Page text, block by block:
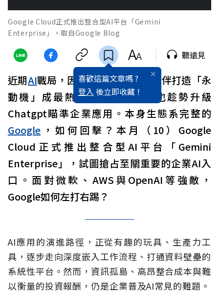
Google Cloud正式推出整合型AI平台「Gemini
Enterprise」。取自Google Blog
喜歡這篇文章嗎 ?
登入 後立即收藏 !
聽遠見
近期AI戰局，因 OpenAI聯合多位伙伴打造「永
動機」成最熱門話題，奧特曼也趁勢升級
Chatgpt瞄準企業應用。本身生態系完整的
Google ，如何回擊？本月（10）Google
Cloud正式推出整合型AI平台「Gemini
Enterprise」，試圖搶占至關重要的企業AI入
口。面對微軟、AWS與OpenAI等強敵，
Google如何左打右踢？
AI應用的演進路徑，正從有趣的玩具、生產力工
具，逐步走向深度嵌入工作流程、打通資料壁壘的
系統性平台。然而，資訊孤島、高昂整合成本與難
以衡量的投資報酬，仍是企業普及AI常見的難題。